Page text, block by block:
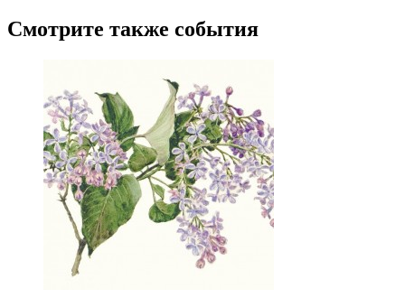
Смотрите также события